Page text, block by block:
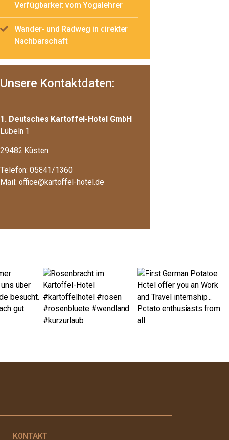
Verfügbarkeit vom Yogalehrer
Wander- und Radweg in direkter
Nachbarschaft
Unsere Kontaktdaten:
1. Deutsches Kartoffel-Hotel GmbH
Lübeln 1
29482 Küsten
Telefon: 05841/1360
Mail: office@kartoffel-hotel.de
KONTAKT